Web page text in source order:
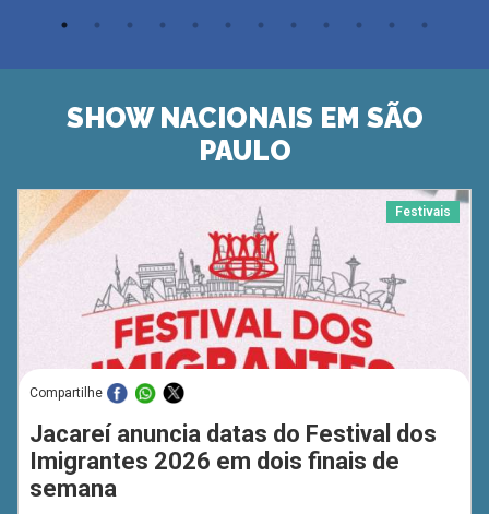
SHOW NACIONAIS EM SÃO
PAULO
Festivais
Compartilhe
Jacareí anuncia datas do Festival dos
Imigrantes 2026 em dois finais de
semana